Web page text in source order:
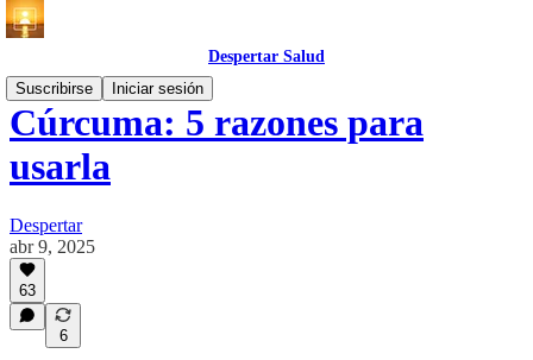
Despertar Salud
Suscribirse
Iniciar sesión
Cúrcuma: 5 razones para
usarla
Despertar
abr 9, 2025
63
6